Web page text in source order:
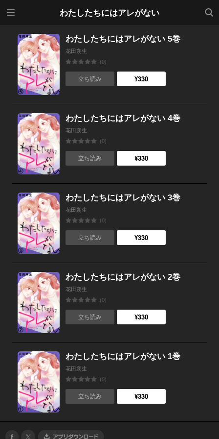
わたしたちにはアレがない
検索
わたしたちにはアレがない 5巻
花田朔生
(0)
立ち読み ¥330
わたしたちにはアレがない 4巻
花田朔生
(0)
立ち読み ¥330
わたしたちにはアレがない 3巻
花田朔生
(0)
立ち読み ¥330
わたしたちにはアレがない 2巻
花田朔生
(0)
立ち読み ¥330
わたしたちにはアレがない 1巻
花田朔生
(0)
立ち読み ¥330